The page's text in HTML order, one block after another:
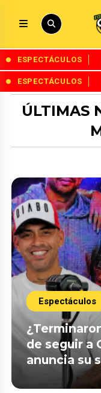
ESPECTÁCULOS
ESPECTÁCULOS
ÚLTIMAS
Espectáculos
de seguir a
anuncia su